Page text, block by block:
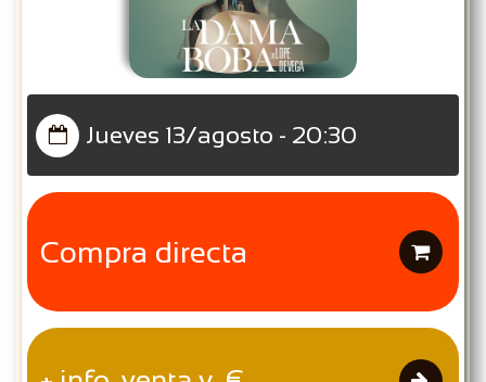
Jueves 13/agosto - 20:30

Compra directa 